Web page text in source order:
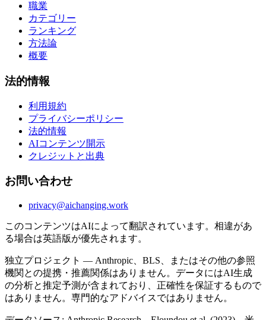
職業
カテゴリー
ランキング
方法論
概要
法的情報
利用規約
プライバシーポリシー
法的情報
AIコンテンツ開示
クレジットと出典
お問い合わせ
privacy@aichanging.work
このコンテンツはAIによって翻訳されています。相違があ
る場合は英語版が優先されます。
独立プロジェクト — Anthropic、BLS、またはその他の参照
機関との提携・推薦関係はありません。データにはAI生成
の分析と推定予測が含まれており、正確性を保証するもので
はありません。専門的なアドバイスではありません。